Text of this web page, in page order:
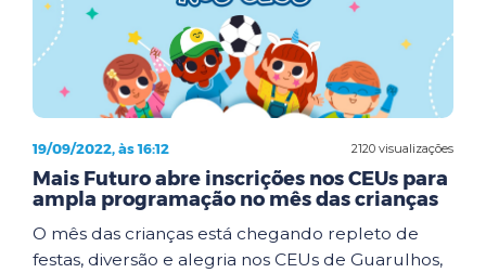
2120 visualizações
19/09/2022, às 16:12
Mais Futuro abre inscrições nos CEUs para
ampla programação no mês das crianças
O mês das crianças está chegando repleto de
festas, diversão e alegria nos CEUs de Guarulhos,